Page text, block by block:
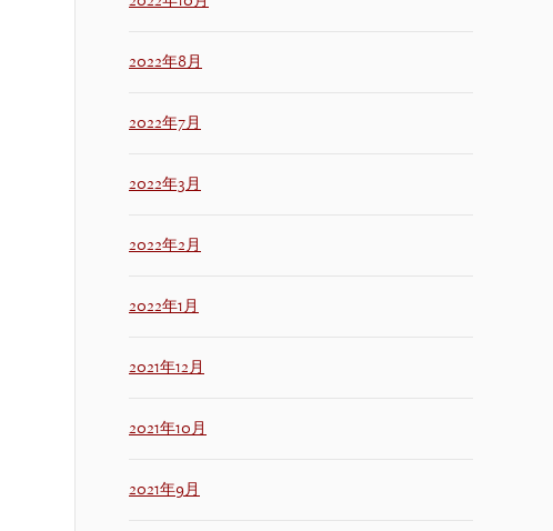
2022年8月
2022年7月
2022年3月
2022年2月
2022年1月
2021年12月
2021年10月
2021年9月